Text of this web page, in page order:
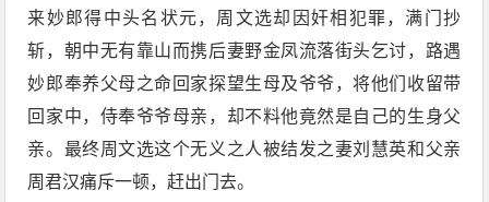
来妙郎得中头名状元，周文选却因奸相犯罪，满门抄
斩，朝中无有靠山而携后妻野金凤流落街头乞讨，路遇
妙郎奉养父母之命回家探望生母及爷爷，将他们收留带
回家中，侍奉爷爷母亲，却不料他竟然是自己的生身父
亲。最终周文选这个无义之人被结发之妻刘慧英和父亲
周君汉痛斥一顿，赶出门去。